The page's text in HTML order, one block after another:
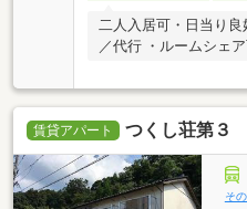
二人入居可・日当り
／代行 ・ルームシェ
賃貸アパート つくし荘第３
そ